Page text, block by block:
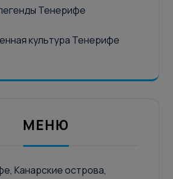
Тенерифе
культура Тенерифе
МЕНЮ
Канарские острова,